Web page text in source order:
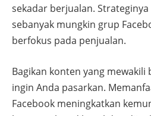
sekadar berjualan.
sebanyak mungkin grup
berfokus pada penjualan.
Bagikan konten yang mewakili
ingin Anda pasarkan.
Facebook meningkatkan